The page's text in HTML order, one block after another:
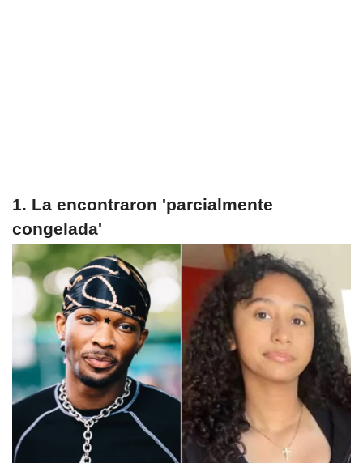
1. La encontraron 'parcialmente
congelada'